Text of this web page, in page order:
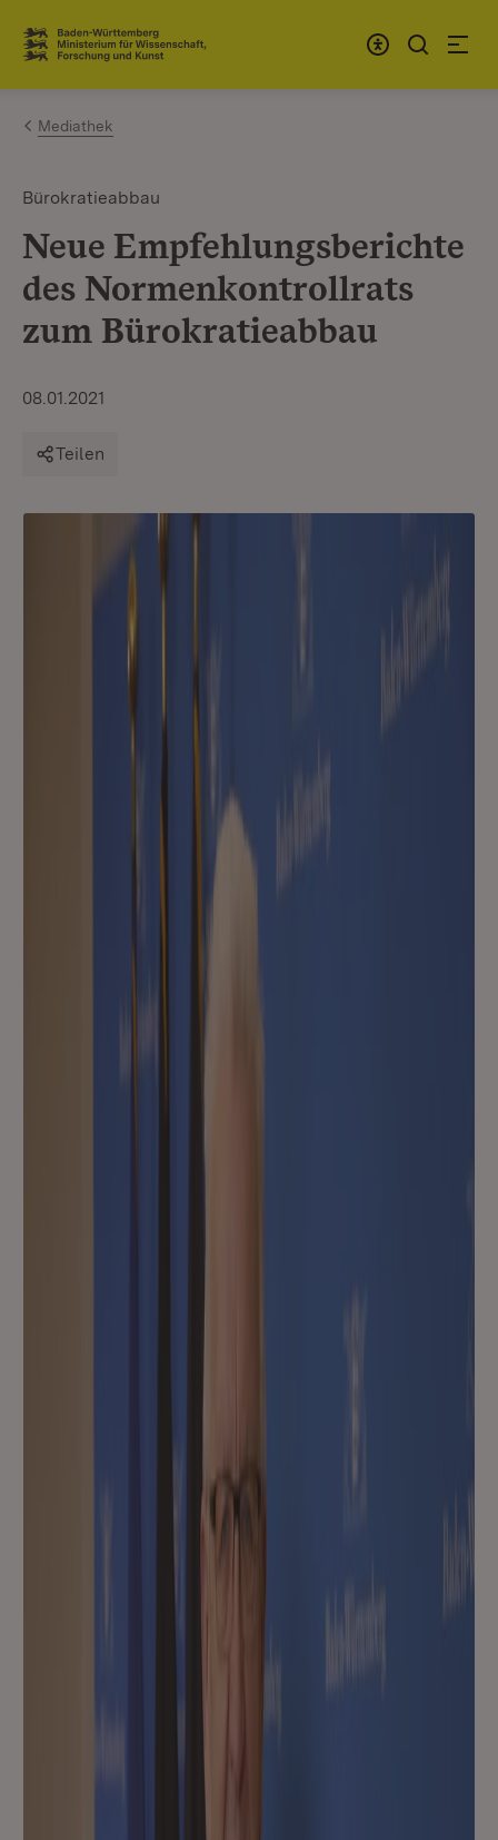
Zum Inhalt springen
Link zur Startseite
Mediathek
Bürokratieabbau
Neue Empfehlungsberichte
des Normenkontrollrats
zum Bürokratieabbau
08.01.2021
Teilen